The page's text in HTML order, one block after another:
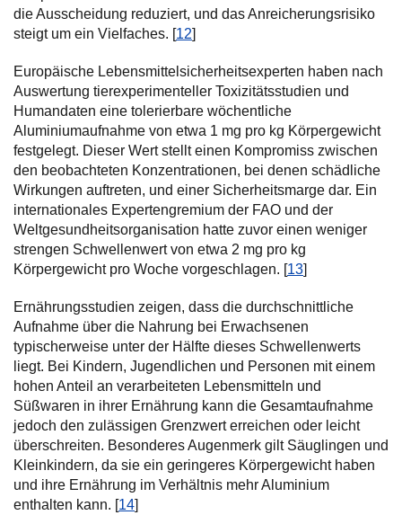
die Ausscheidung reduziert, und das Anreicherungsrisiko
steigt um ein Vielfaches. [12]
Europäische Lebensmittelsicherheitsexperten haben nach
Auswertung tierexperimenteller Toxizitätsstudien und
Humandaten eine tolerierbare wöchentliche
Aluminiumaufnahme von etwa 1 mg pro kg Körpergewicht
festgelegt. Dieser Wert stellt einen Kompromiss zwischen
den beobachteten Konzentrationen, bei denen schädliche
Wirkungen auftreten, und einer Sicherheitsmarge dar. Ein
internationales Expertengremium der FAO und der
Weltgesundheitsorganisation hatte zuvor einen weniger
strengen Schwellenwert von etwa 2 mg pro kg
Körpergewicht pro Woche vorgeschlagen. [13]
Ernährungsstudien zeigen, dass die durchschnittliche
Aufnahme über die Nahrung bei Erwachsenen
typischerweise unter der Hälfte dieses Schwellenwerts
liegt. Bei Kindern, Jugendlichen und Personen mit einem
hohen Anteil an verarbeiteten Lebensmitteln und
Süßwaren in ihrer Ernährung kann die Gesamtaufnahme
jedoch den zulässigen Grenzwert erreichen oder leicht
überschreiten. Besonderes Augenmerk gilt Säuglingen und
Kleinkindern, da sie ein geringeres Körpergewicht haben
und ihre Ernährung im Verhältnis mehr Aluminium
enthalten kann. [14]